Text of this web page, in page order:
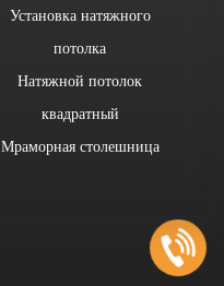
Установка натяжного
потолка
Натяжной потолок
квадратный
Мраморная столешница